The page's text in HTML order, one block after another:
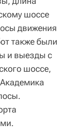
шоссе
движения
также были
и выезды с
шоссе,